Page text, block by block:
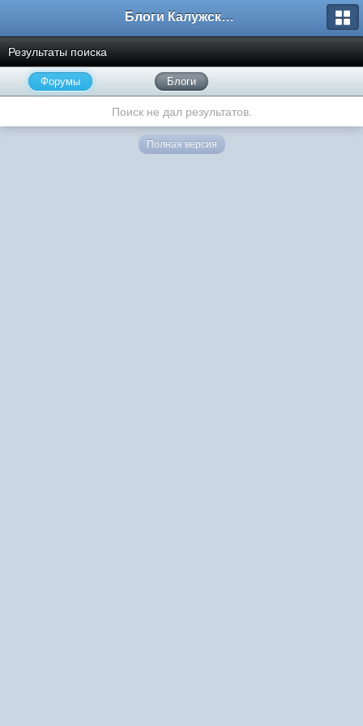
Блоги Калужского перекрестка
Результаты поиска
Форумы Блоги
Поиск не дал результатов.
Полная версия